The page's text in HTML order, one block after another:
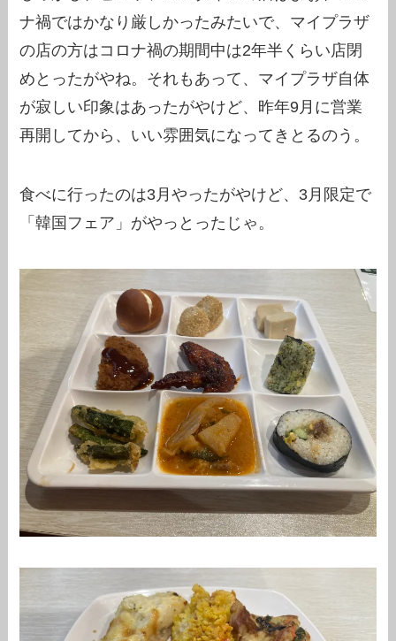
ナ禍ではかなり厳しかったみたいで、マイプラザ
の店の方はコロナ禍の期間中は2年半くらい店閉
めとったがやね。それもあって、マイプラザ自体
が寂しい印象はあったがやけど、昨年9月に営業
再開してから、いい雰囲気になってきとるのう。
食べに行ったのは3月やったがやけど、3月限定で
「韓国フェア」がやっとったじゃ。